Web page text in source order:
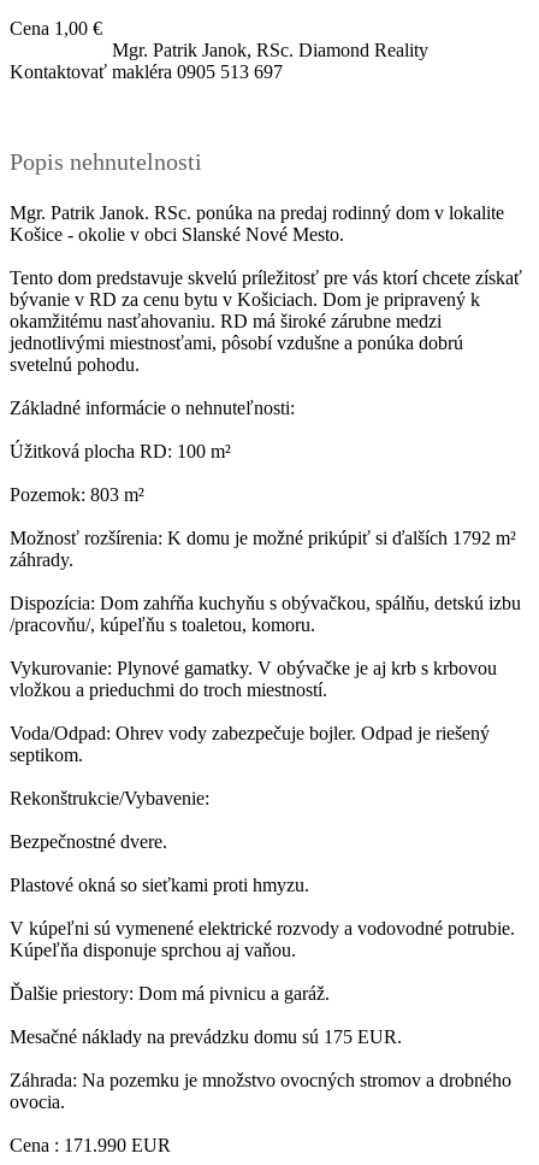
Cena 1,00 €
Mgr. Patrik Janok, RSc. Diamond Reality
Kontaktovať makléra 0905 513 697
Popis nehnutelnosti
Mgr. Patrik Janok. RSc. ponúka na predaj rodinný dom v lokalite
Košice - okolie v obci Slanské Nové Mesto.
Tento dom predstavuje skvelú príležitosť pre vás ktorí chcete získať
bývanie v RD za cenu bytu v Košiciach. Dom je pripravený k
okamžitému nasťahovaniu. RD má široké zárubne medzi
jednotlivými miestnosťami, pôsobí vzdušne a ponúka dobrú
svetelnú pohodu.
Základné informácie o nehnuteľnosti:
Úžitková plocha RD: 100 m²
Pozemok: 803 m²
Možnosť rozšírenia: K domu je možné prikúpiť si ďalších 1792 m²
záhrady.
Dispozícia: Dom zahŕňa kuchyňu s obývačkou, spálňu, detskú izbu
/pracovňu/, kúpeľňu s toaletou, komoru.
Vykurovanie: Plynové gamatky. V obývačke je aj krb s krbovou
vložkou a prieduchmi do troch miestností.
Voda/Odpad: Ohrev vody zabezpečuje bojler. Odpad je riešený
septikom.
Rekonštrukcie/Vybavenie:
Bezpečnostné dvere.
Plastové okná so sieťkami proti hmyzu.
V kúpeľni sú vymenené elektrické rozvody a vodovodné potrubie.
Kúpeľňa disponuje sprchou aj vaňou.
Ďalšie priestory: Dom má pivnicu a garáž.
Mesačné náklady na prevádzku domu sú 175 EUR.
Záhrada: Na pozemku je množstvo ovocných stromov a drobného
ovocia.
Cena : 171.990 EUR